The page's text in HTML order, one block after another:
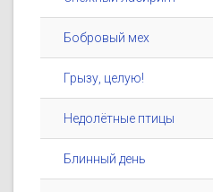
Бобровый мех
Грызу, целую!
Недолётные птицы
Блинный день